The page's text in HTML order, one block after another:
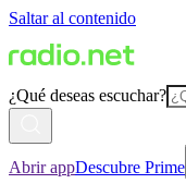
Saltar al contenido
¿Qué deseas escuchar?
Abrir appDescubre Prime